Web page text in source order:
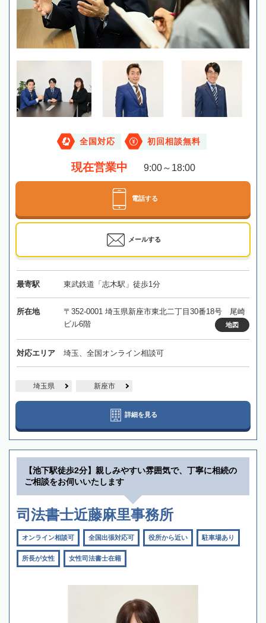
全国対応 初回相談無料
現在営業中 9:00～18:00
電話する
メールする
最寄駅 東武鉄道「志木駅」徒歩1分
所在地
〒352-0001 埼玉県新座市東北二丁目30番18号 尾崎
ビル6階
地図
対応エリア 埼玉、全国オンライン相談可
埼玉県 新座市
詳細を見る
【池下駅徒歩2分】親しみやすい雰囲気で、丁寧に相続の
ご相談をお伺いいたします
司法書士近藤麻里事務所
オンライン相談可 全国出張対応可 役所から近い 駐車場あり
所長が女性 女性司法書士在籍